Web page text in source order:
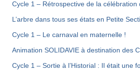
Cycle 1 – Rétrospective de la
L’arbre dans tous ses états en Petite
Cycle 1 – Le carnaval en maternelle !
Animation SOLIDAVIE à destination des
Cycle 1 – Sortie à l’Historial : Il était une